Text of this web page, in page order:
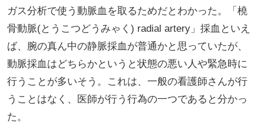
ガス分析で使う動脈血を取るためだとわかった。「橈
骨動脈(とうこつどうみゃく) radial artery」採血といえ
ば、腕の真ん中の静脈採血が普通かと思っていたが、
動脈採血はどちらかというと状態の悪い人や緊急時に
行うことが多いそう。これは、一般の看護師さんが行
うことはなく、医師が行う行為の一つであると分かっ
た。